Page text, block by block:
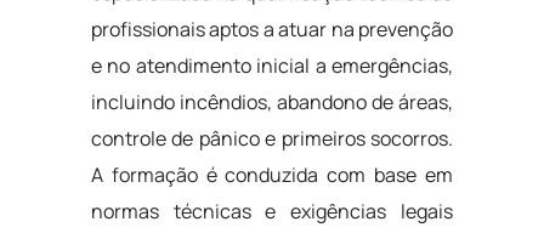
profissionais aptos a atuar na prevenção
e no atendimento inicial a emergências,
incluindo incêndios, abandono de áreas,
controle de pânico e primeiros socorros.
A formação é conduzida com base em
normas técnicas e exigências legais